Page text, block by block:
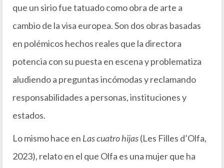
que un sirio fue tatuado como obra de arte a
cambio de la visa europea. Son dos obras basadas
en polémicos hechos reales que la directora
potencia con su puesta en escena y problematiza
aludiendo a preguntas incómodas y reclamando
responsabilidades a personas, instituciones y
estados.
Lo mismo hace en Las cuatro hijas(Les Filles d’Olfa,
2023), relato en el que Olfa es una mujer que ha